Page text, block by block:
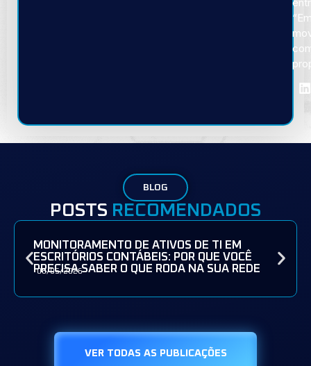
BLOG
POSTS RECOMENDADOS
MONITORAMENTO DE ATIVOS DE TI EM
ESCRITÓRIOS CONTÁBEIS: POR QUE VOCÊ
PRECISA SABER O QUE RODA NA SUA REDE
08/05/2026
VER TODAS AS PUBLICAÇÕES